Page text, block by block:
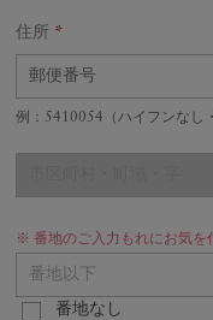
住所 *
例：5410054（ハイフンなし
番地のご入力もれにお気を
番地なし